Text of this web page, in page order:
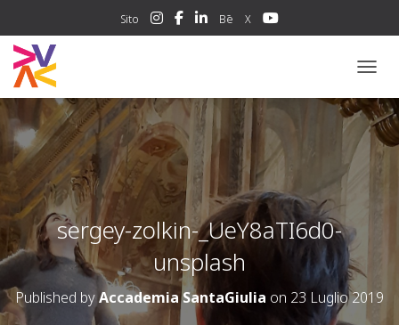
Sito Bē X
sergey-zolkin-_UeY8aTI6d0-
unsplash
Published byAccademia SantaGiulia on 23 Luglio 2019